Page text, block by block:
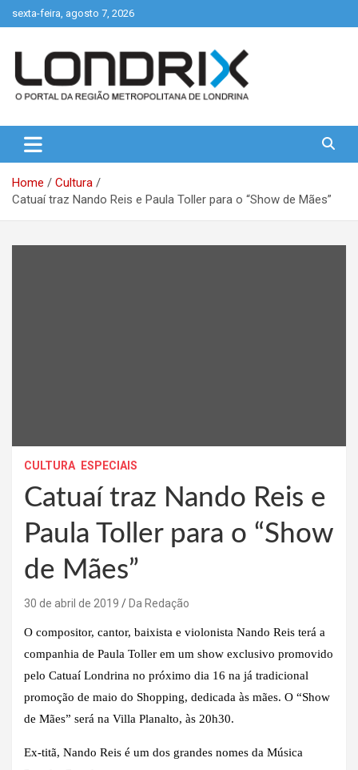
to
sexta-feira, agosto 7, 2026
Londrix
Home
Cultura
Catuaí traz Nando Reis e Paula Toller para o “Show de Mães”
CULTURA ESPECIAIS
Catuaí traz Nando Reis e
Paula Toller para o “Show
de Mães”
30 de abril de 2019 Da Redação
O compositor, cantor, baixista e violonista Nando Reis terá a
companhia de Paula Toller em um show exclusivo promovido
pelo Catuaí Londrina no próximo dia 16 na já tradicional
promoção de maio do Shopping, dedicada às mães. O “Show
de Mães” será na Villa Planalto, às 20h30.
Ex-titã, Nando Reis é um dos grandes nomes da Música